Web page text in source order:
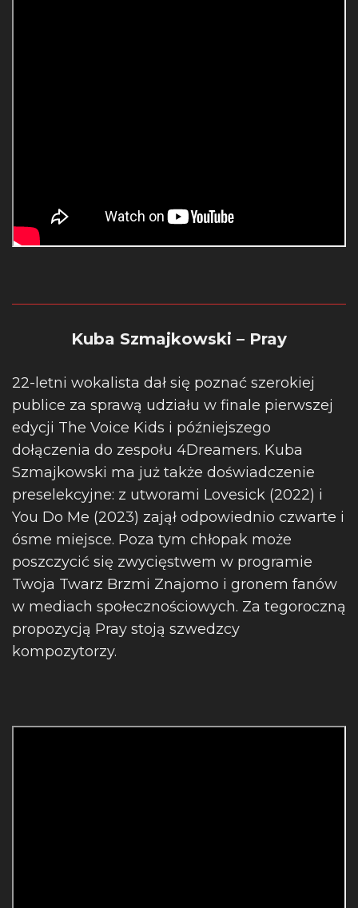
Kuba Szmajkowski – Pray
22-letni wokalista dał się poznać szerokiej
publice za sprawą udziału w finale pierwszej
edycji The Voice Kids i późniejszego
dołączenia do zespołu 4Dreamers. Kuba
Szmajkowski ma już także doświadczenie
preselekcyjne: z utworami Lovesick (2022) i
You Do Me (2023) zajął odpowiednio czwarte i
ósme miejsce. Poza tym chłopak może
poszczycić się zwycięstwem w programie
Twoja Twarz Brzmi Znajomo i gronem fanów
w mediach społecznościowych. Za tegoroczną
propozycją Pray stoją szwedzcy
kompozytorzy.